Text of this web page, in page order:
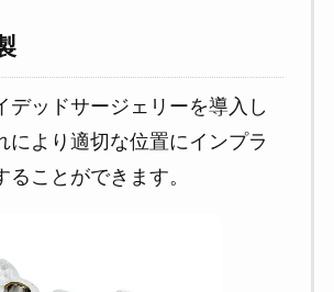
デッドサージェリーを導入し
により適切な位置にインプラ
ることができます。